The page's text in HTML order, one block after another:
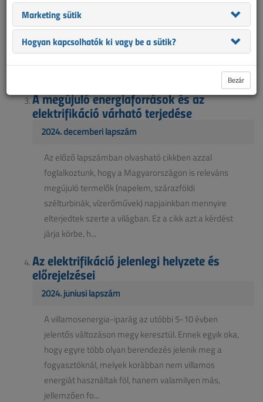
ahhoz előbb vizsgázni kell?” „Milyen berendezéseket
kötelező szivárgásvizsgálatnak alávetni és melyeket
nem?” „Tehetem pinceablak fölé a propános
hőszivattyút?” „Robban, nem robban?” Úgy vettük
A megújuló energiaforrások és az
elektrifikáció várható terjedése
2024. decemberi lapszám
Az előző lapszámban olvasható cikkben azzal
foglalkoztunk, hogy a Magyarországon is releváns
megújuló termelők (napelem, szárazföldi
szélturbinák, vízerőművek) napjainkban mennyire
elterjedtek szerte a világban. Ez a cikk azt a kérdést
járja körbe, h...
Az elektrifikáció jelenlegi helyzete és
előrejelzései
2024. júniusi lapszám
A villamosenergia-iparág az utóbbi 5-10 évben
jelentős változáson megy keresztül. Ennek egyik oka,
hogy egyre több olyan berendezés jelenik meg a
fogyasztóknál, melyek korábban nem villamos
energiát használtak föl, hanem valamilyen más,
jellemzően fo...
Marketing sütik
Hogyan kapcsolhatók ki vagy be a sütik?
Bezár